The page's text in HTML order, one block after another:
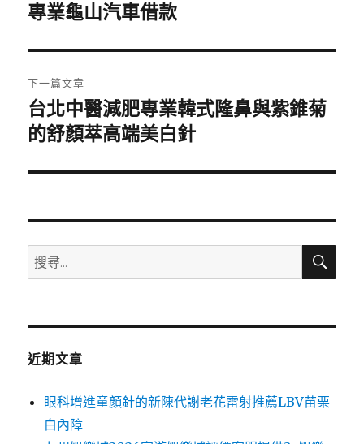
導
覽
一
文
章:
專業龜山汽車借款
下一篇文章
下
一
文
台北中醫減肥專業韓式隆鼻與紫錐菊
的舒顏萃高端美白針
搜
尋
鍵
搜
近期文章
眼科增進童顏針的新陳代謝老花雷射推薦LBV苗栗
白內障